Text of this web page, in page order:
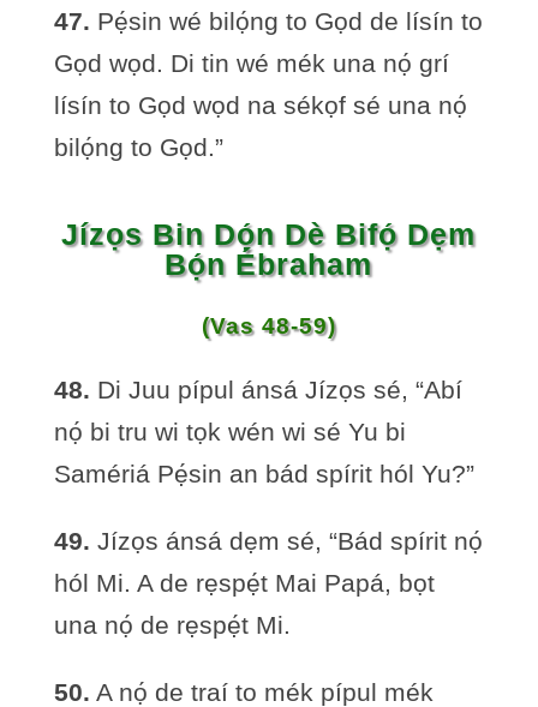
47. Pẹ́sin wé bilọ́ng to Gọd de lísín to
Gọd wọd. Di tin wé mék una nọ́ grí
lísín to Gọd wọd na sékọf sé una nọ́
bilọ́ng to Gọd.”
Jízọs Bin Dọ́n Dè Bifọ́ Dẹm
Bọ́n Ébraham
(Vas 48-59)
48. Di Juu pípul ánsá Jízọs sé, “Abí
nọ́ bi tru wi tọk wén wi sé Yu bi
Samériá Pẹ́sin an bád spírit hól Yu?”
49. Jízọs ánsá dẹm sé, “Bád spírit nọ́
hól Mi. A de rẹspẹ́t Mai Papá, bọt
una nọ́ de rẹspẹ́t Mi.
50. A nọ́ de traí to mék pípul mék